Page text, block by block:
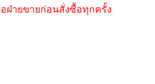
ฝ่ายขายก่อนสั่งซื้อทุกครั้ง